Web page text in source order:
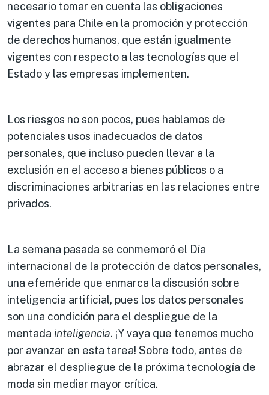
necesario tomar en cuenta las obligaciones
vigentes para Chile en la promoción y protección
de derechos humanos, que están igualmente
vigentes con respecto a las tecnologías que el
Estado y las empresas implementen.
Los riesgos no son pocos, pues hablamos de
potenciales usos inadecuados de datos
personales, que incluso pueden llevar a la
exclusión en el acceso a bienes públicos o a
discriminaciones arbitrarias en las relaciones entre
privados.
La semana pasada se conmemoró el Día
internacional de la protección de datos personales,
una efeméride que enmarca la discusión sobre
inteligencia artificial, pues los datos personales
son una condición para el despliegue de la
mentada inteligencia. ¡Y vaya que tenemos mucho
por avanzar en esta tarea! Sobre todo, antes de
abrazar el despliegue de la próxima tecnología de
moda sin mediar mayor crítica.